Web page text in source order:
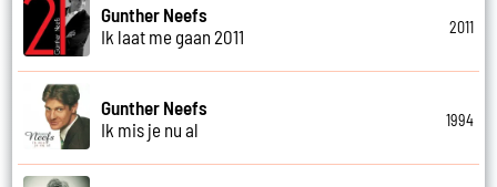
Gunther Neefs
Ik laat me gaan 2011
2011
Gunther Neefs
Ik mis je nu al
1994